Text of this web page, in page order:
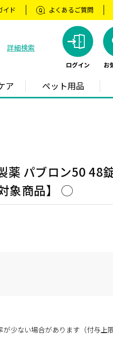
イド よくあるご質問
詳細検索
ログイン お
ア ペット用品
薬 パブロン50 48
象商品】 ◯
少ない場合があります（付与上